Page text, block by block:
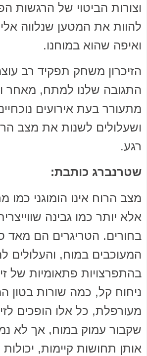
וצורות הביטוי של הרגשות
להוות את המטען שנלווה
ואיפה שהוא במוחנו.
הזיכרון משחק תפקיד רב
התגובה שלנו למתח, מאחר
מתעורר בעת אירועים
ושעלולים לשנות את מצב
רגע.
שטרנברג כותבת:
מצב הרוח אינו הומוגני כמו
אלא יותר כמו גבינה
בחורים. הטריגרים הם מאד
המעוכבים במוח, והעלולים
בהתפרצויות פתאומיות של
ניחוח קל, כמה שורות בטון
מעורפלת, כל אלו הופכים
שקבור עמוק במוח, אך לא
אותן תחושות קיימות,